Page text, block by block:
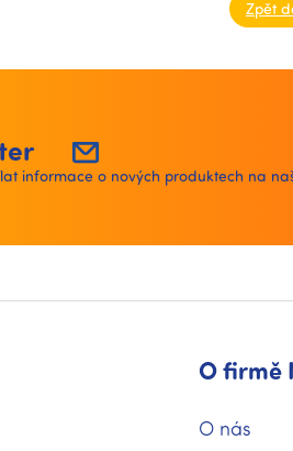
Zpět
informace o nových produktech na
O firmě
O nás